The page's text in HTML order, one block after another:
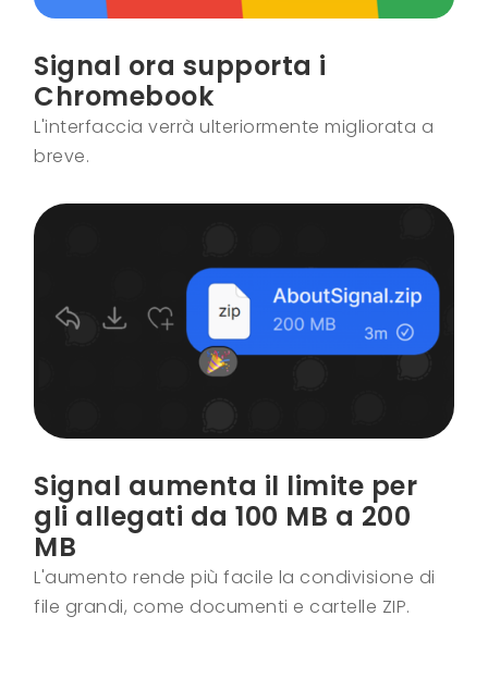
Signal ora supporta i
Chromebook
L'interfaccia verrà ulteriormente migliorata a
breve.
Signal aumenta il limite per
gli allegati da 100 MB a 200
MB
L'aumento rende più facile la condivisione di
file grandi, come documenti e cartelle ZIP.